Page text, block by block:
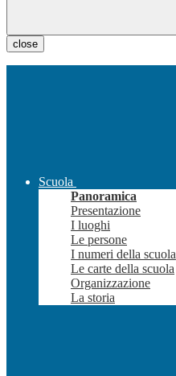
close
Scuola
Panoramica
Presentazione
I luoghi
Le persone
I numeri della scuola
Le carte della scuola
Organizzazione
La storia